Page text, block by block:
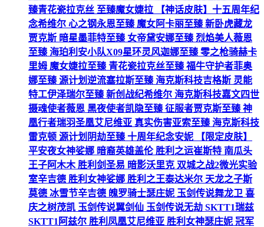
臻青花瓷拉克丝 至臻魔女婕拉 【神话皮肤】十五周年纪
念希维尔 心之钢永恩至臻 魔女阿卡丽至臻 新卧虎藏龙
贾克斯 暗星墨菲特至臻 女帝黛安娜至臻 烈焰美人薇恩
至臻 海珀利安小队X09星环灵风迦娜至臻 零之枪骑赫卡
里姆 魔女婕拉至臻 青花瓷拉克丝至臻 福牛守护者菲奥
娜至臻 源计划逆流塞拉斯至臻 海克斯科技吉格斯 灵能
特工伊泽瑞尔至臻 新创战纪希维尔 海克斯科技嘉文四世
摄魂使者薇恩 黑夜使者凯隐至臻 征服者贾克斯至臻 神
凰行者瑞羽圣凰艾尼维亚 真实伤害亚索至臻 海克斯科技
雷克顿 源计划阴劫至臻 十周年纪念安妮 【限定皮肤】
平安夜女神娑娜 暗裔英雄盖伦 胜利之运崔斯特 南瓜头
王子阿木木 胜利剑圣易 暗影沃里克 双城之战2微光实验
室辛吉德 胜利女神娑娜 胜利之王泰达米尔 天龙之子斯
莫德 冰雪节辛吉德 魄罗骑士瑟庄妮 玉剑传说舞龙卫 喜
庆之树茂凯 玉剑传说翼剑仙 玉剑传说无劫 SKTT1瑞兹
SKTT1阿兹尔 胜利凤凰艾尼维亚 胜利女神瑟庄妮 冠军